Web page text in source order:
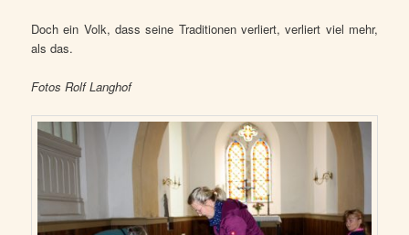
Doch ein Volk, dass seine Traditionen verliert, verliert viel mehr,
als das.
Fotos Rolf Langhof